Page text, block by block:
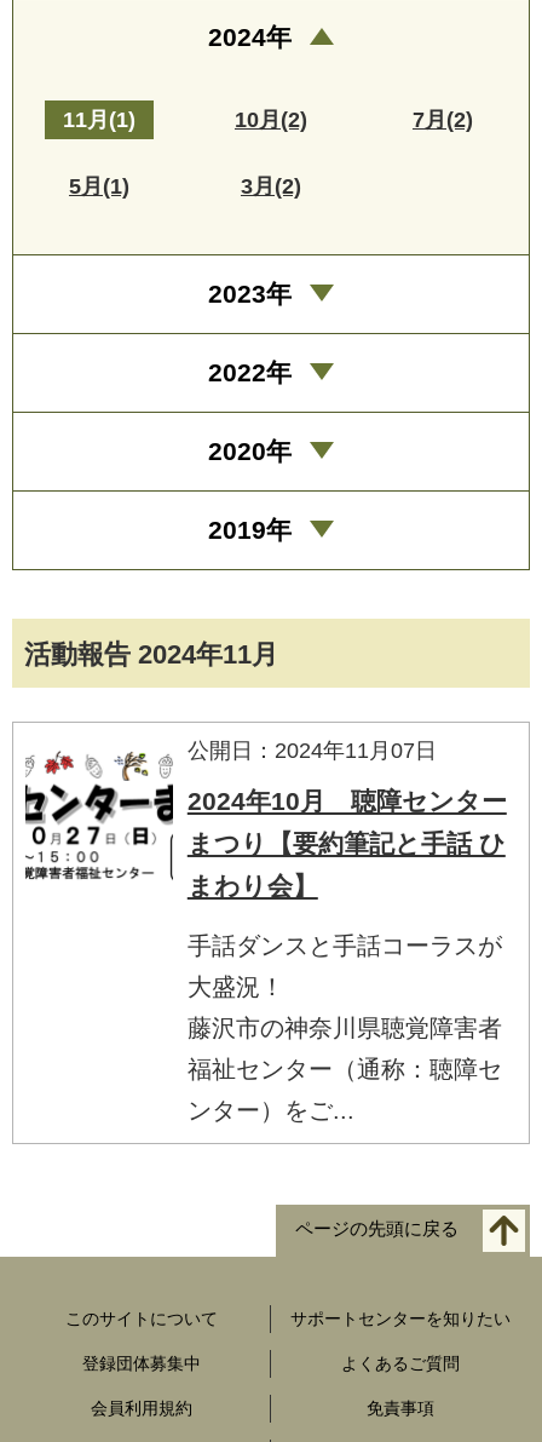
活動報告 2024年11月
公開日：2024年11月07日
2024年10月 聴障センター
まつり【要約筆記と手話 ひ
まわり会】
手話ダンスと手話コーラスが
大盛況！
藤沢市の神奈川県聴覚障害者
福祉センター（通称：聴障セ
ンター）をご...
2024年
11月(1) 10月(2) 7月(2)
5月(1) 3月(2)
2023年
2022年
2020年
2019年
ページの先頭に戻る
このサイトについて サポートセンターを知りたい
登録団体募集中 よくあるご質問
会員利用規約 免責事項